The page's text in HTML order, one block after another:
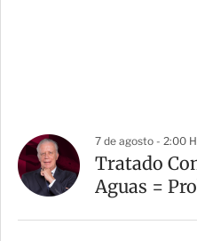
7 de agosto - 2:00
Tratado
Aguas =